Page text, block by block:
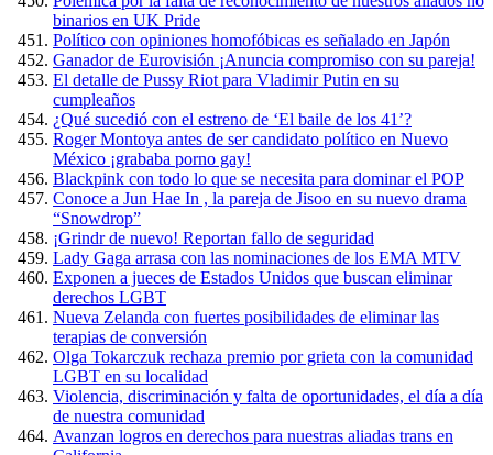
binarios en UK Pride
Político con opiniones homofóbicas es señalado en Japón
Ganador de Eurovisión ¡Anuncia compromiso con su pareja!
El detalle de Pussy Riot para Vladimir Putin en su
cumpleaños
¿Qué sucedió con el estreno de ‘El baile de los 41’?
Roger Montoya antes de ser candidato político en Nuevo
México ¡grababa porno gay!
Blackpink con todo lo que se necesita para dominar el POP
Conoce a Jun Hae In , la pareja de Jisoo en su nuevo drama
“Snowdrop”
¡Grindr de nuevo! Reportan fallo de seguridad
Lady Gaga arrasa con las nominaciones de los EMA MTV
Exponen a jueces de Estados Unidos que buscan eliminar
derechos LGBT
Nueva Zelanda con fuertes posibilidades de eliminar las
terapias de conversión
Olga Tokarczuk rechaza premio por grieta con la comunidad
LGBT en su localidad
Violencia, discriminación y falta de oportunidades, el día a día
de nuestra comunidad
Avanzan logros en derechos para nuestras aliadas trans en